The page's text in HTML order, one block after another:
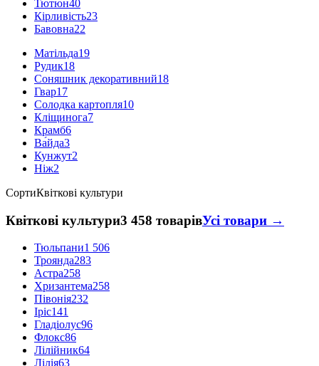
Тютюн40
Кірливість23
Бавовна22
Матільда19
Рудик18
Соняшник декоративний18
Гвар17
Солодка картопля10
Кліщинога7
Крамб6
Ва́йда3
Кунжут2
Ніж2
СортиКвіткові культури
Квіткові культури3 458 товарівУсі товари →
Тюльпани1 506
Троянда283
Астра258
Хризантема258
Півонія232
Іріс141
Гладіолус96
Флокс86
Лілійник64
Лілія63